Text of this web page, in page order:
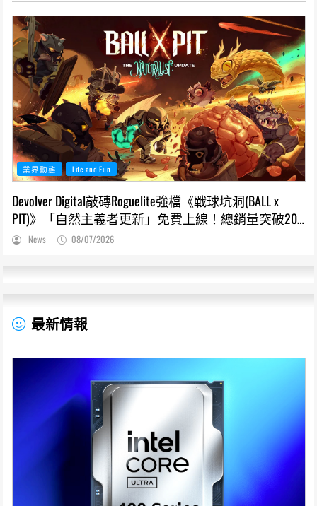
業界動態 Life and Fun
Devolver Digital敲磚Roguelite強檔《戰球坑洞(BALL x
PIT)》「自然主義者更新」免費上線！總銷量突破200
萬份，遊戲史低66折熱銷中
News 08/07/2026
最新情報